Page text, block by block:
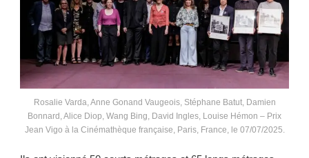
Rosalie Varda, Anne Gonand Vaugeois, Stéphane Batut, Damien
Bonnard, Alice Diop, Wang Bing, David Ingles, Louise Hémon – Prix
Jean Vigo à la Cinémathèque française, Paris, France, le 07/07/2025.